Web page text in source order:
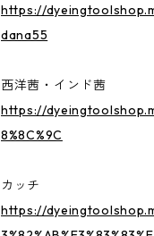
https://
dana55
西洋茜・インド茜
https://
8%8C%9C
カッチ
https://